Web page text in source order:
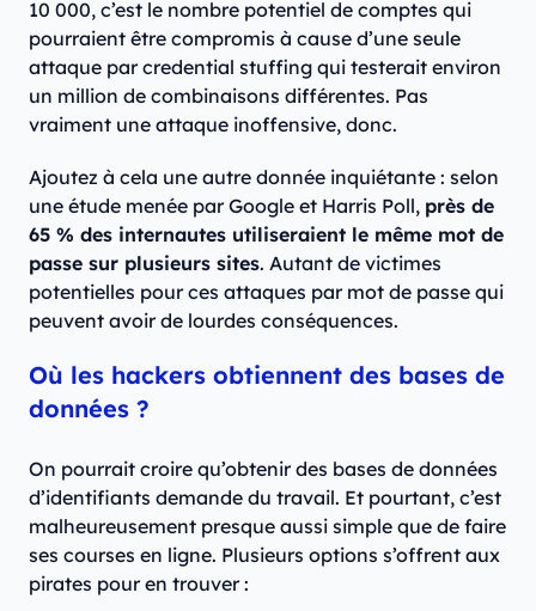
10 000, c’est le nombre potentiel de comptes qui
pourraient être compromis à cause d’une seule
attaque par credential stuffing qui testerait environ
un million de combinaisons différentes. Pas
vraiment une attaque inoffensive, donc.
Ajoutez à cela une autre donnée inquiétante : selon
une étude menée par Google et Harris Poll, près de
65 % des internautes utiliseraient le même mot de
passe sur plusieurs sites. Autant de victimes
potentielles pour ces attaques par mot de passe qui
peuvent avoir de lourdes conséquences.
Où les hackers obtiennent des bases de
données ?
On pourrait croire qu’obtenir des bases de données
d’identifiants demande du travail. Et pourtant, c’est
malheureusement presque aussi simple que de faire
ses courses en ligne. Plusieurs options s’offrent aux
pirates pour en trouver :